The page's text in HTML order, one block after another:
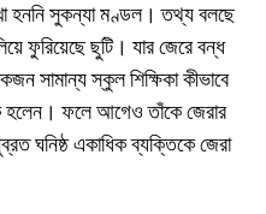
হননি সুকন্যা মণ্ডল। তথ্য বলছে
ফুরিয়েছে ছুটি। যার জেরে বন্ধ
সামান্য স্কুল শিক্ষিকা কীভাবে
হলেন। ফলে আগেও তাঁকে জেরার
ঘনিষ্ঠ একাধিক ব্যক্তিকে জেরা